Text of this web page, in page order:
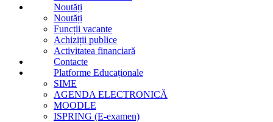
Noutăți
Noutăți
Funcții vacante
Achiziții publice
Activitatea financiară
Contacte
Platforme Educaționale
SIME
AGENDA ELECTRONICĂ
MOODLE
ISPRING (E-examen)